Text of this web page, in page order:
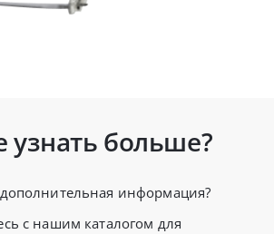
узнать больше?
информация?
с нашим каталогом для